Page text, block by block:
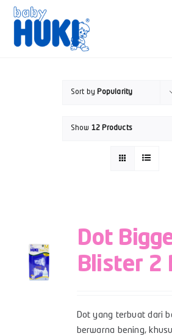
Skip
content
Sort by Popularity
Show 12 Products
Dot
Blister 2
Dot yang terbuat dari
berwarna bening,